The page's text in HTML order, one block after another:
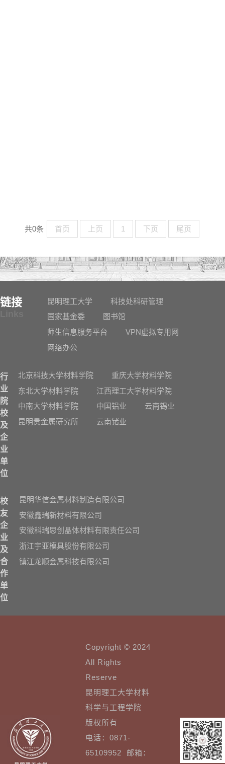
共0条 首页 上页 1 下页 尾页
链接 昆明理工大学
科技处科研管理
国家基金委
图书馆
师生信息服务平台
VPN虚拟专用网
网络办公
行
业
院
校
及
企
业
单
位
北京科技大学材料学院
重庆大学材料学院
东北大学材料学院
江西理工大学材料学院
中南大学材料学院
中国铝业
云南锡业
昆明贵金属研究所
云南锗业
校
友
企
业
及
合
作
单
位
昆明华信金属材料制造有限公司
安徽鑫瑞新材料有限公司
安徽科瑞思创晶体材料有限责任公司
浙江宇亚模具股份有限公司
镇江龙顺金属科技有限公司
Copyright © 2024
All Rights
Reserve
昆明理工大学材料
科学与工程学院
版权所有
电话：0871-
65109952 邮箱：